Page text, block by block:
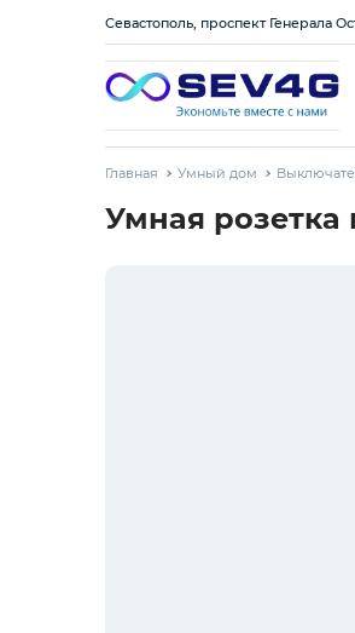
Севастополь, проспект Генерала
Тарифы
Интернет
Мобильные
Главная Умный дом
Умная розетка